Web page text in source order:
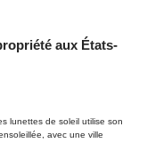
aux États-